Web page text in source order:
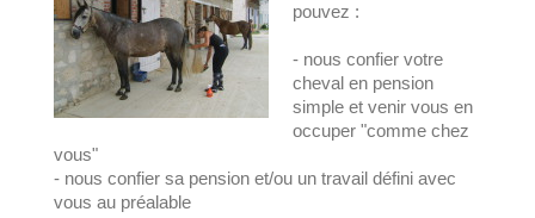
pouvez :
- nous confier votre
cheval en pension
simple et venir vous en
occuper "comme chez
vous"
- nous confier sa pension et/ou un travail défini avec
vous au préalable